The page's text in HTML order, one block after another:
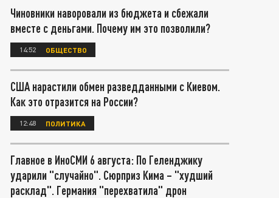
Чиновники наворовали из бюджета и сбежали
вместе с деньгами. Почему им это позволили?
14:52 ОБЩЕСТВО
США нарастили обмен разведданными с Киевом.
Как это отразится на России?
12:48 ПОЛИТИКА
Главное в ИноСМИ 6 августа: По Геленджику
ударили "случайно". Сюрприз Кима – "худший
расклад". Германия "перехватила" дрон